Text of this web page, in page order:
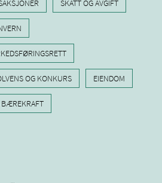
SKATT OG AVGIFT
OG KONKURS EIENDOM
BÆREKRAFT